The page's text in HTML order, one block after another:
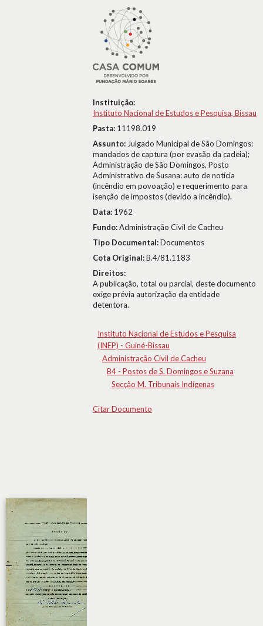
Instituição:
Instituto Nacional de Estudos e Pesquisa, Bissau
Pasta: 11198.019
Assunto: Julgado Municipal de São Domingos:
mandados de captura (por evasão da cadeia);
Administração de São Domingos, Posto
Administrativo de Susana: auto de notícia
(incêndio em povoação) e requerimento para
isenção de impostos (devido a incêndio).
Data: 1962
Fundo:Administração Civil de Cacheu
Tipo Documental:Documentos
Cota Original:B.4/81.1183
Direitos:
A publicação, total ou parcial, deste documento
exige prévia autorização da entidade
detentora.
Instituto Nacional de Estudos e Pesquisa
(INEP) - Guiné-Bissau
Administração Civil de Cacheu
B4 - Postos de S. Domingos e Suzana
Secção M. Tribunais Indígenas
Citar Documento